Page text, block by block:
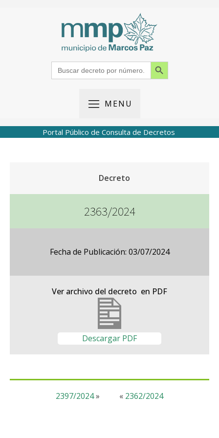
Search
for:
Search Button
MENU
Portal Público de Consulta de Decretos
Decreto
2363/2024
Fecha de Publicación: 03/07/2024
Ver archivo del decreto en PDF
Descargar PDF
« 2362/2024
2397/2024»